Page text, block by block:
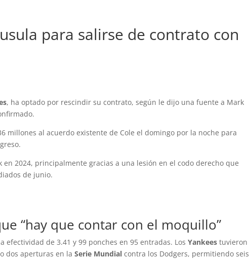
para salirse de contrato con
, ha optado por rescindir su contrato, según le dijo una fuente a Mark
millones al acuerdo existente de Cole el domingo por la noche para
en 2024, principalmente gracias a una lesión en el codo derecho que
de junio.
“hay que contar con el moquillo”
efectividad de 3.41 y 99 ponches en 95 entradas. LosYankees tuvieron
dos aperturas en laSerie Mundial contra los Dodgers, permitiendo seis